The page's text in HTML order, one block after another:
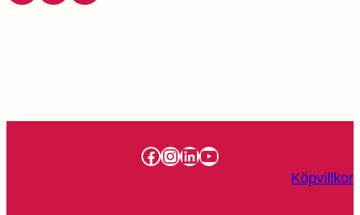
Facebook
Instagram
LinkedIn
YouTube
Köpvillkor